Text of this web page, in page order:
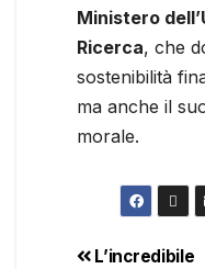
Ministero
Ricerca, che
sostenibilità
ma anche il
morale.
L’incredibile